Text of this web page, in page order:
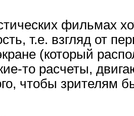
фильмах
т.е. взгляд от
(который
то расчеты,
чтобы зрителям